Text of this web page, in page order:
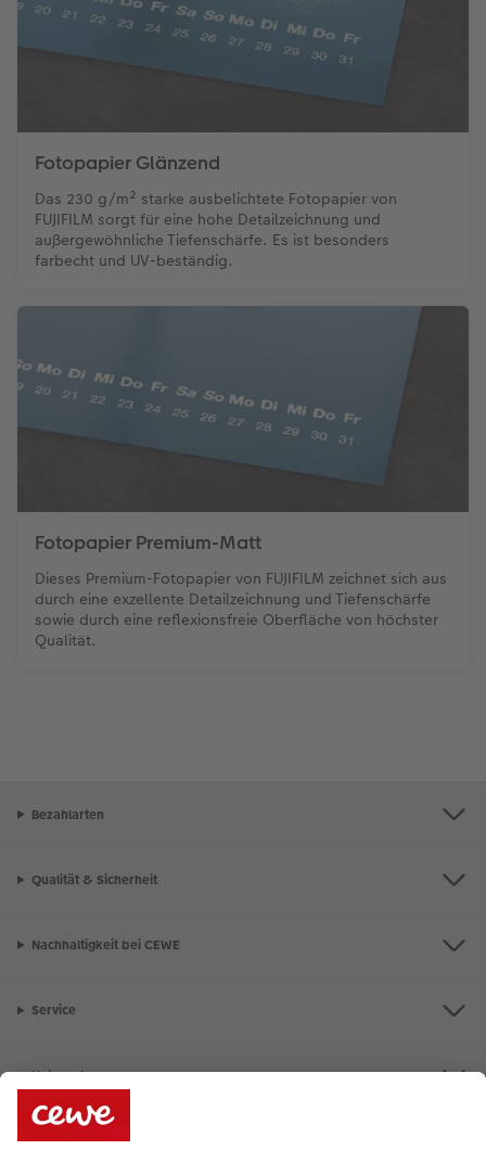
Fotopapier Glänzend
Das 230 g/m² starke ausbelichtete Fotopapier von
FUJIFILM sorgt für eine hohe Detailzeichnung und
außergewöhnliche Tiefenschärfe. Es ist besonders
farbecht und UV-beständig.
Fotopapier Premium-Matt
Dieses Premium-Fotopapier von FUJIFILM zeichnet sich aus
durch eine exzellente Detailzeichnung und Tiefenschärfe
sowie durch eine reflexionsfreie Oberfläche von höchster
Qualität.
Bezahlarten
Qualität & Sicherheit
Nachhaltigkeit bei CEWE
Service
Unternehmen
Sortiment